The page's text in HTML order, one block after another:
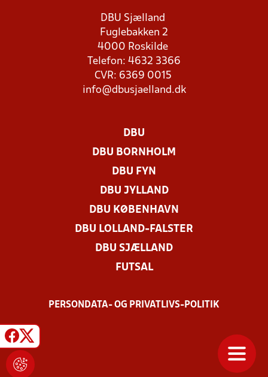
DBU Sjælland
Fuglebakken 2
4000 Roskilde
Telefon: 4632 3366
CVR: 6369 0015
info@dbusjaelland.dk
DBU
DBU BORNHOLM
DBU FYN
DBU JYLLAND
DBU KØBENHAVN
DBU LOLLAND-FALSTER
DBU SJÆLLAND
FUTSAL
PERSONDATA- OG PRIVATLIVS-POLITIK